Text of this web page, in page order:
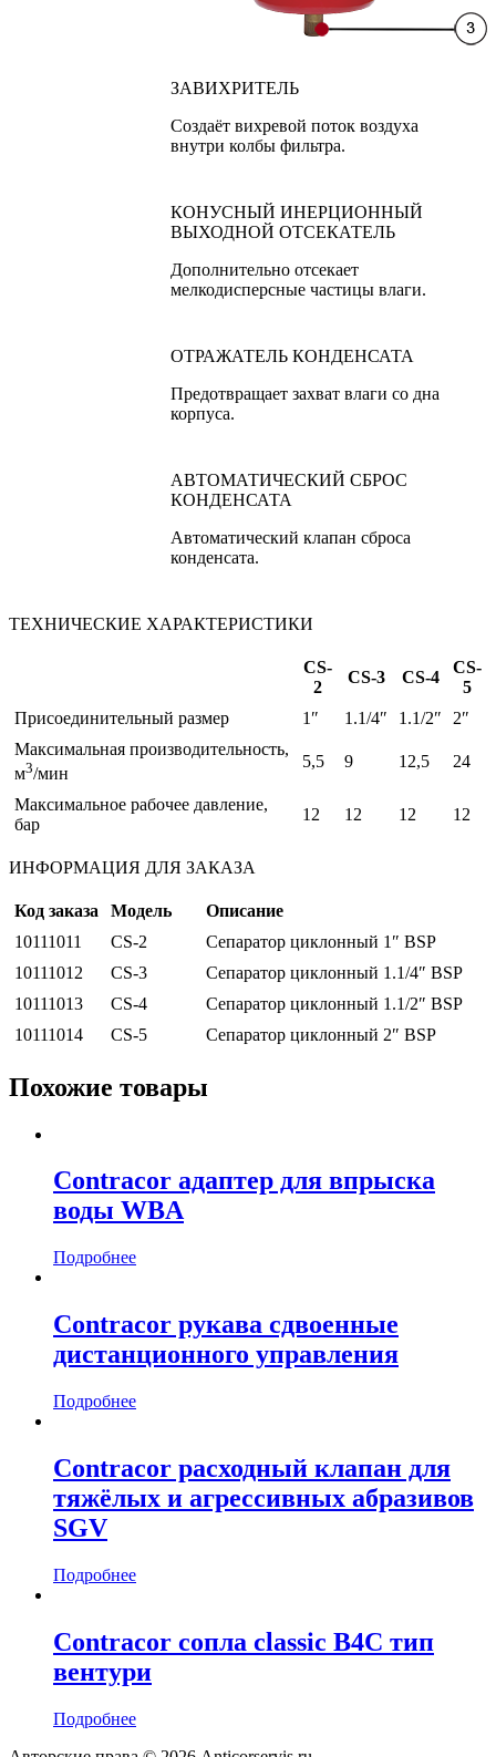
ЗАВИХРИТЕЛЬ
Создаёт вихревой поток воздуха
внутри колбы фильтра.
КОНУСНЫЙ ИНЕРЦИОННЫЙ
ВЫХОДНОЙ ОТСЕКАТЕЛЬ
Дополнительно отсекает
мелкодисперсные частицы влаги.
ОТРАЖАТЕЛЬ КОНДЕНСАТА
Предотвращает захват влаги со дна
корпуса.
АВТОМАТИЧЕСКИЙ СБРОС
КОНДЕНСАТА
Автоматический клапан сброса
конденсата.
ТЕХНИЧЕСКИЕ ХАРАКТЕРИСТИКИ
CS-
2
CS-3 CS-4
CS-
5
Присоединительный размер
1″ 1.1/4″ 1.1/2″
2″
Максимальная производительность,
м3/мин
5,5 9 12,5 24
Максимальное рабочее давление,
бар
12 12 12 12
ИНФОРМАЦИЯ ДЛЯ ЗАКАЗА
Код заказа Модель
Описание
10111011
CS-2
Сепаратор циклонный 1″ BSP
10111012
CS-3
Сепаратор циклонный 1.1/4″ BSP
10111013
CS-4
Сепаратор циклонный 1.1/2″ BSP
10111014
CS-5 Сепаратор циклонный 2″ BSP
Похожие товары
Contracor адаптер для впрыска
воды WBA
Подробнее
Contracor рукава сдвоенные
дистанционного управления
Подробнее
Contracor расходный клапан для
тяжёлых и агрессивных абразивов
SGV
Подробнее
Contracor сопла classic B4C тип
вентури
Подробнее